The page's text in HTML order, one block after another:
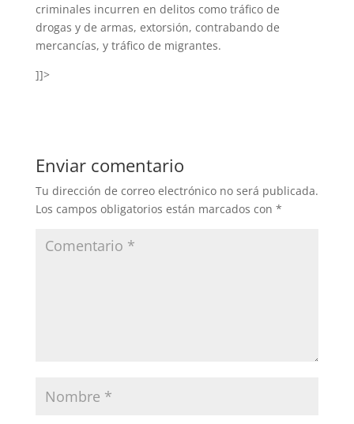
criminales incurren en delitos como tráfico de
drogas y de armas, extorsión, contrabando de
mercancías, y tráfico de migrantes.
]]>
Enviar comentario
Tu dirección de correo electrónico no será publicada.
Los campos obligatorios están marcados con *